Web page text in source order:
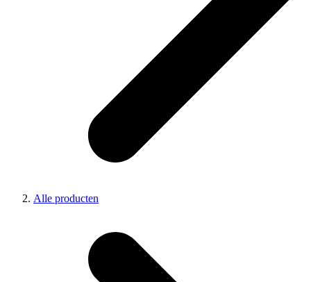
Alle producten